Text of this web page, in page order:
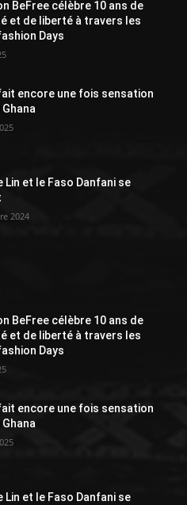
BeFree célèbre 10 ans de
et de liberté à travers les
Days
encore une fois sensation
Lin et le Faso Danfani se
2024
BeFree célèbre 10 ans de
et de liberté à travers les
Days
encore une fois sensation
Lin et le Faso Danfani se